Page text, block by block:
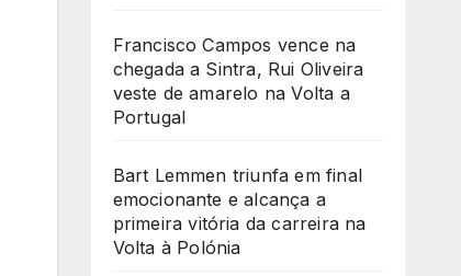
Francisco Campos vence na
chegada a Sintra, Rui Oliveira
veste de amarelo na Volta a
Portugal
Bart Lemmen triunfa em final
emocionante e alcança a
primeira vitória da carreira na
Volta à Polónia